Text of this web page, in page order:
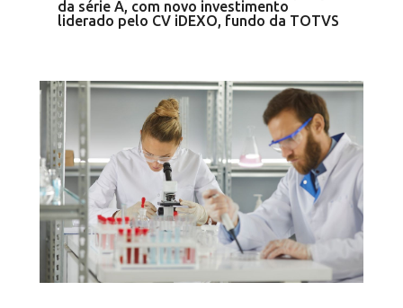
da série A, com novo investimento
liderado pelo CV iDEXO, fundo da TOTVS